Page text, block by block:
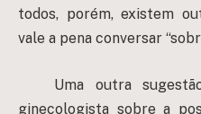
todos, porém, existem
vale a pena conversar
Uma outra
ginecologista sobre a